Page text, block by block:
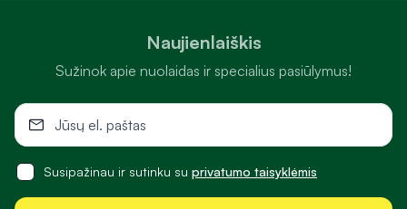
Naujienlaiškis
Sužinok apie nuolaidas ir specialius pasiūlymus!
Susipažinau ir sutinku su privatumo taisyklėmis